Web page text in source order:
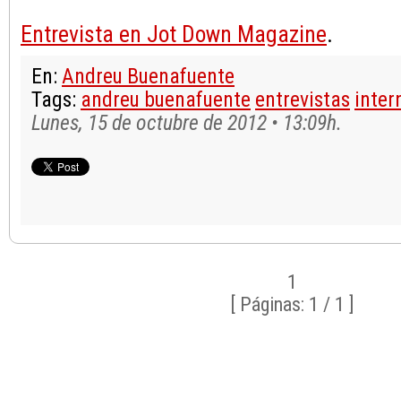
Entrevista en Jot Down Magazine.
En: Andreu Buenafuente
Tags: andreu buenafuente entrevistas
Lunes, 15 de octubre de 2012 • 13:09h.
1
[ Páginas: 1 / 1 ]